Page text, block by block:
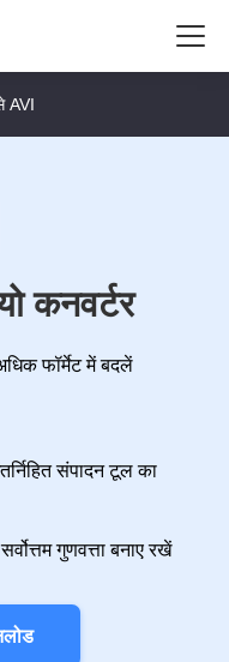
AVI
कनवर्टर
फॉर्मेट में बदलें
संपादन टूल का
गुणवत्ता बनाए रखें